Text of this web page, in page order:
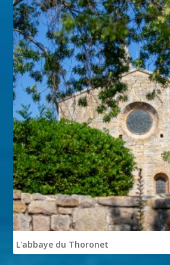
L'abbaye du Thoronet